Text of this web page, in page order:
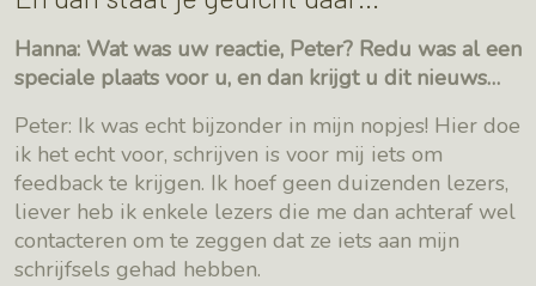
Hanna: Wat was uw reactie, Peter? Redu was al een
speciale plaats voor u, en dan krijgt u dit nieuws…
Peter: Ik was echt bijzonder in mijn nopjes! Hier doe
ik het echt voor, schrijven is voor mij iets om
feedback te krijgen. Ik hoef geen duizenden lezers,
liever heb ik enkele lezers die me dan achteraf wel
contacteren om te zeggen dat ze iets aan mijn
schrijfsels gehad hebben.